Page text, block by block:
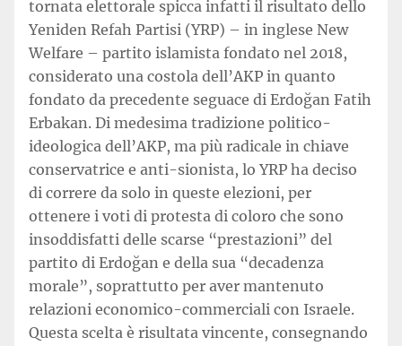
tornata elettorale spicca infatti il risultato dello
Yeniden Refah Partisi (YRP) – in inglese New
Welfare – partito islamista fondato nel 2018,
considerato una costola dell’AKP in quanto
fondato da precedente seguace di Erdoğan Fatih
Erbakan. Di medesima tradizione politico-
ideologica dell’AKP, ma più radicale in chiave
conservatrice e anti-sionista, lo YRP ha deciso
di correre da solo in queste elezioni, per
ottenere i voti di protesta di coloro che sono
insoddisfatti delle scarse “prestazioni” del
partito di Erdoğan e della sua “decadenza
morale”, soprattutto per aver mantenuto
relazioni economico-commerciali con Israele.
Questa scelta è risultata vincente, consegnando